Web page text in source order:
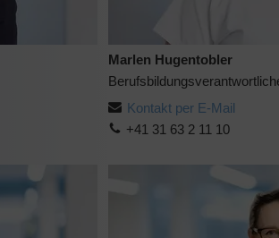
Marlen Hugentobler
Kontakt per E-Mail
+41 31 63 2 11 10